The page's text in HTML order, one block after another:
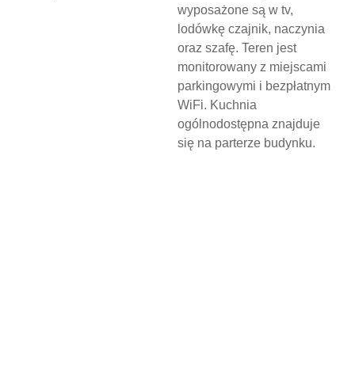
wyposażone są w tv,
lodówkę czajnik, naczynia
oraz szafę. Teren jest
monitorowany z miejscami
parkingowymi i bezpłatnym
WiFi. Kuchnia
ogólnodostępna znajduje
się na parterze budynku.